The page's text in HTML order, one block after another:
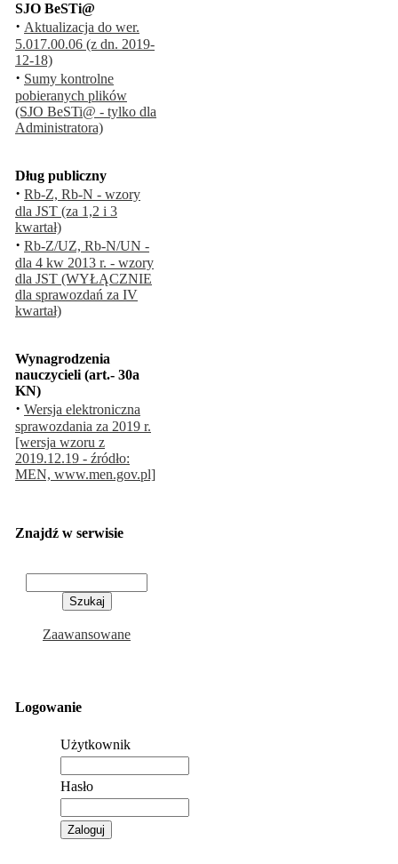
SJO BeSTi@
· Aktualizacja do wer.
5.017.00.06 (z dn. 2019-
12-18)
· Sumy kontrolne
pobieranych plików
(SJO BeSTi@ - tylko dla
Administratora)
Dług publiczny
· Rb-Z, Rb-N - wzory
dla JST (za 1,2 i 3
kwartał)
· Rb-Z/UZ, Rb-N/UN -
dla 4 kw 2013 r. - wzory
dla JST (WYŁĄCZNIE
dla sprawozdań za IV
kwartał)
Wynagrodzenia
nauczycieli (art.- 30a
KN)
· Wersja elektroniczna
sprawozdania za 2019 r.
[wersja wzoru z
2019.12.19 - źródło:
MEN, www.men.gov.pl]
Znajdź w serwisie
Zaawansowane
Logowanie
Użytkownik
Hasło